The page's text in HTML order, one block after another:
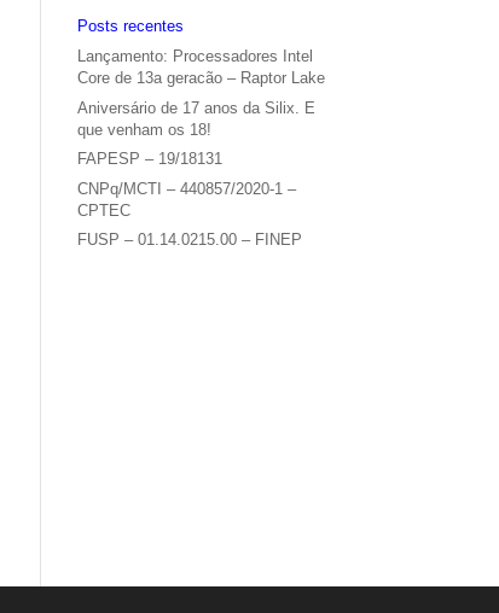
Posts recentes
Lançamento: Processadores Intel
Core de 13a geracão – Raptor Lake
Aniversário de 17 anos da Silix. E
que venham os 18!
FAPESP – 19/18131
CNPq/MCTI – 440857/2020-1 –
CPTEC
FUSP – 01.14.0215.00 – FINEP